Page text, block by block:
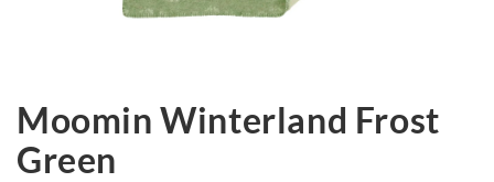
Moomin Winterland Frost
Green